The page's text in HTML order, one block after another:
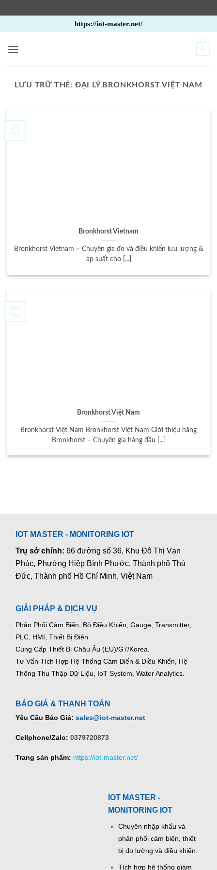
qua
nội
https://iot-master.net/
0
LƯU TRỮ THẺ: ĐẠI LÝ BRONKHORST VIỆT NAM
Bronkhorst Vietnam
Bronkhorst Vietnam – Chuyên gia đo và điều khiển lưu lượng &
áp suất cho [...]
24
Th6
Bronkhorst Việt Nam
Bronkhorst Việt Nam Bronkhorst Việt Nam Giới thiệu hãng
Bronkhorst – Chuyên gia hàng đầu [...]
04
Th6
IOT MASTER - MONITORING IOT
Trụ sở chính:66 đường số 36, Khu Đô Thị Vạn
Phúc, Phường Hiệp Bình Phước, Thành phố Thủ
Đức, Thành phố Hồ Chí Minh, Việt Nam
GIẢI PHÁP & DỊCH VỤ
Phân Phối Cảm Biến, Bộ Điều Khiển, Gauge, Transmitter,
PLC, HMI, Thiết Bị Điện.
Cung Cấp Thiết Bị Châu Âu (EU)/G7/Korea.
Tư Vấn Tích Hợp Hệ Thống Cảm Biến & Điều Khiển, Hệ
Thống Thu Thập Dữ Liệu, IoT System, Water Analytics.
BÁO GIÁ & THANH TOÁN
Yêu Cầu Báo Giá: sales@iot-master.net
Cellphone/Zalo: 0379720873
Trang sản phẩm: https://iot-master.net/
IOT MASTER -
MONITORING IOT
Chuyên nhập khẩu và
phân phối cảm biến, thiết
bị đo lường và điều khiển.
Tích hợp hệ thống giám